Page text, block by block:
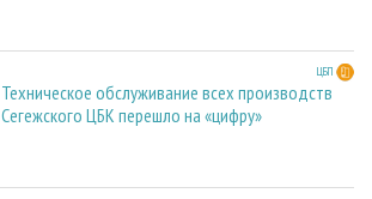
ЦБП
Техническое обслуживание всех производств
Сегежского ЦБК перешло на «цифру»